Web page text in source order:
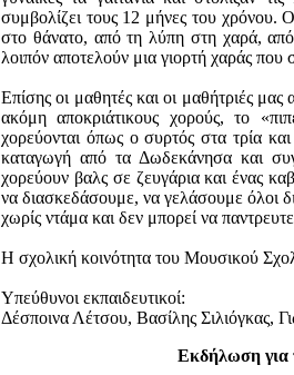
συμβολίζει τους 12 μήνες του χρόνου.
στο θάνατο, από τη λύπη στη χαρά, από
λοιπόν αποτελούν μια γιορτή χαράς
Επίσης οι μαθητές και οι μαθήτριές
ακόμη αποκριάτικους χορούς, το
χορεύονται όπως ο συρτός στα τρία
καταγωγή από τα Δωδεκάνησα και
χορεύουν βαλς σε ζευγάρια και ένας
να διασκεδάσουμε, να γελάσουμε όλοι
χωρίς ντάμα και δεν μπορεί να
Η σχολική κοινότητα του Μουσικού
Υπεύθυνοι εκπαιδευτικοί:
Δέσποινα Λέτσου, Βασίλης Σιλιόγκας,
Εκδήλωση για